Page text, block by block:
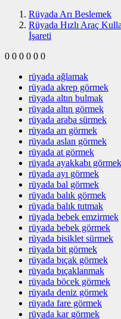
Rüyada Arı Beslemek
Rüyada Hızlı Araç
İşareti
0 0 0 0 0 0
rüyada ağlamak
rüyada akrep görmek
rüyada altın bulmak
rüyada altın görmek
rüyada araba sürmek
rüyada arı görmek
rüyada aslan görmek
rüyada at görmek
rüyada ayakkabı görmek
rüyada ayı görmek
rüyada bal görmek
rüyada balık görmek
rüyada balık tutmak
rüyada bebek emzirmek
rüyada bebek görmek
rüyada bisiklet sürmek
rüyada bit görmek
rüyada bıçak görmek
rüyada bıçaklanmak
rüyada böcek görmek
rüyada deniz görmek
rüyada fare görmek
rüyada kar görmek